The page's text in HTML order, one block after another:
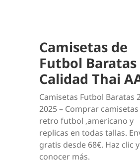
Camisetas de
Futbol
Calidad Thai
Camisetas Futbol Baratas
2025 – Comprar camisetas
retro futbol ,americano y
replicas en todas tallas.
gratis desde 68€. Haz clic y
conocer más.